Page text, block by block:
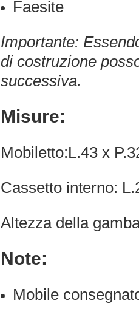
Faesite
Importante:
di costruzione
successiva.
Misure:
Mobiletto:L.43 x
Cassetto interno:
Altezza della
Note:
Mobile